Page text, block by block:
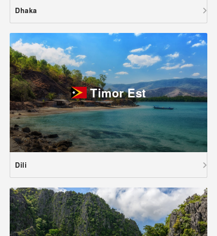
Dhaka
Timor Est
Dili